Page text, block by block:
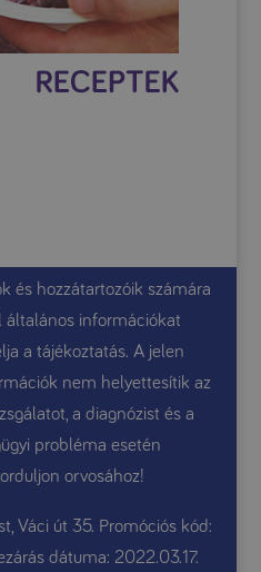
és hozzátartozóik számára
általános információkat
a tájékoztatás. A jelen
nem helyettesítik az
a diagnózist és a
probléma esetén
orvosához!
Váci út 35. Promóciós kód:
dátuma: 2022.03.17.